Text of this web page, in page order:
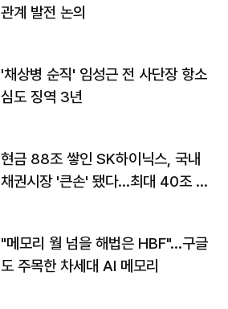
관계 발전 논의
'채상병 순직' 임성근 전 사단장 항소
심도 징역 3년
현금 88조 쌓인 SK하이닉스, 국내
채권시장 '큰손' 됐다…최대 40조 투
"메모리 월 넘을 해법은 HBF"…구글
도 주목한 차세대 AI 메모리